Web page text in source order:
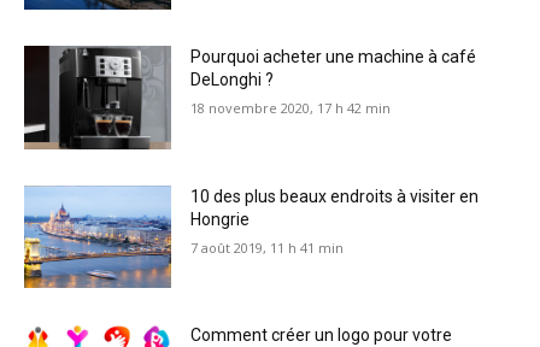
Pourquoi acheter une machine à café
DeLonghi ?
18 novembre 2020, 17 h 42 min
10 des plus beaux endroits à visiter en
Hongrie
7 août 2019, 11 h 41 min
Comment créer un logo pour votre